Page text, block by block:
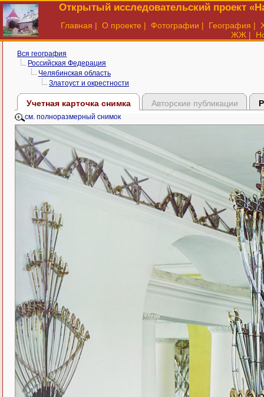
Открытый исследовательский проект
Главная | О проекте | Фотографии | География |
ЖЖ |
Вся география
Российская Федерация
Челябинская область
Златоуст и окрестности
Учетная карточка снимка Авторские публикации
см. полноразмерный снимок